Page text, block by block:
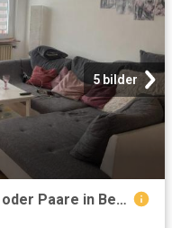
5 bilder
Perfekte Wohnung für Singles oder Paare in Bergneustadt